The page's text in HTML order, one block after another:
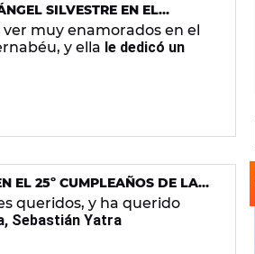
SILVESTRE EN EL
muy enamorados en el
y ella le dedicó un
EL 25º CUMPLEAÑOS DE LA
queridos, y ha querido
Sebastián Yatra